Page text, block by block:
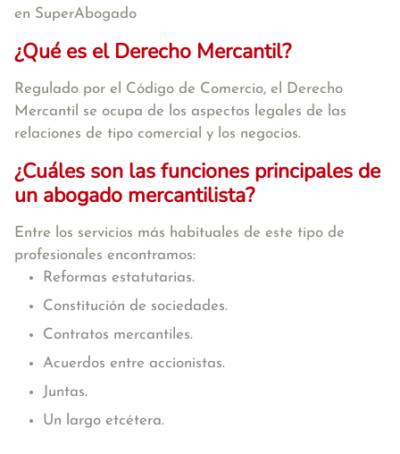
en SuperAbogado
¿Qué es el Derecho Mercantil?
Regulado por el Código de Comercio, el Derecho
Mercantil se ocupa de los aspectos legales de las
relaciones de tipo comercial y los negocios.
¿Cuáles son las funciones principales de
un abogado mercantilista?
Entre los servicios más habituales de este tipo de
profesionales encontramos:
Reformas estatutarias.
Constitución de sociedades.
Contratos mercantiles.
Acuerdos entre accionistas.
Juntas.
Un largo etcétera.